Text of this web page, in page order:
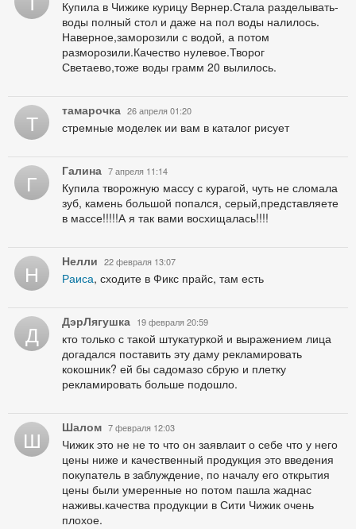
Купила в Чижике курицу Вернер.Стала разделывать-
воды полный стол и даже на пол воды налилось.
Наверное,заморозили с водой, а потом
разморозили.Качество нулевое.Творог
Светаево,тоже воды грамм 20 вылилось.
Т тамарочка 26 апреля 01:20
стремные моделек ии вам в каталог рисует
Г Галина 7 апреля 11:14
Купила творожную массу с курагой, чуть не сломала
зуб, камень большой попался, серый,представляете
в массе!!!!!А я так вами восхищалась!!!!
Н Нелли 22 февраля 13:07
Раиса, сходите в Фикс прайс, там есть
Д ДэрЛягушка 19 февраля 20:59
кто только с такой штукатуркой и выражением лица
догадался поставить эту даму рекламировать
кокошник? ей бы садомазо сбрую и плетку
рекламировать больше подошло.
Ш Шалом 7 февраля 12:03
Чижик это не не то что он заявлаит о себе что у него
цены ниже и качественный продукция это введения
покупатель в заблуждение, по началу его открытия
цены были умеренные но потом пашла жаднас
наживы.качества продукции в Сити Чижик очень
плохое.